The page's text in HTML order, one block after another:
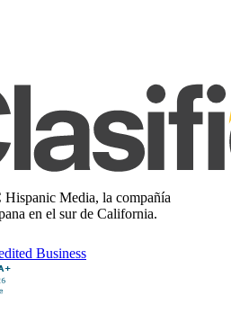
Media, la compañía
en el sur de California.
Business